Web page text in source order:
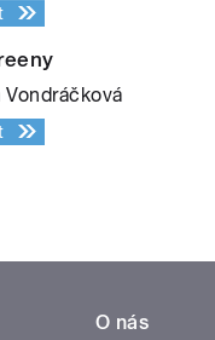
Vondráčková
O nás